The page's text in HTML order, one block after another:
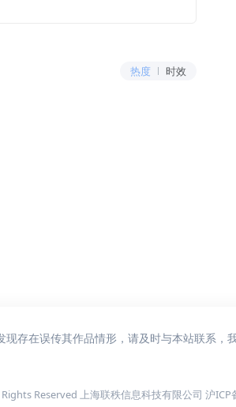
热度 时效
存在误传其作品情形，请及时与本站联系，
Reserved 上海联秩信息科技有限公司 沪ICP